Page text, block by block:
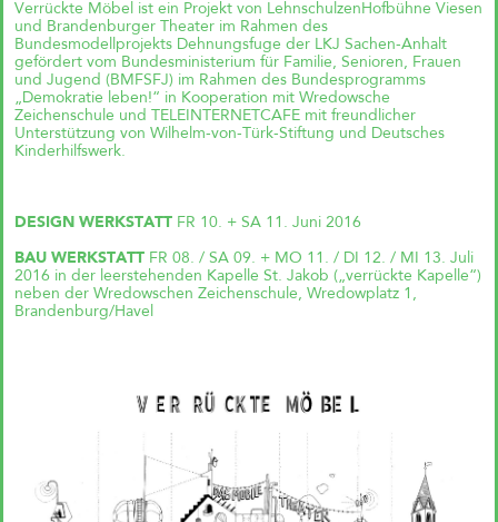
Das große kleine Haus,
Zukunftsquartier Piek 17,
Bremen (1. Preis)
Verrückte Möbel ist ein Projekt von LehnschulzenHofbühne Viesen
und Brandenburger Theater im Rahmen des
Bundesmodellprojekts Dehnungsfuge der LKJ Sachen-Anhalt
gefördert vom Bundesministerium für Familie, Senioren, Frauen
und Jugend (BMFSFJ) im Rahmen des Bundesprogramms
„Demokratie leben!“ in Kooperation mit Wredowsche
Zeichenschule und TELEINTERNETCAFE mit freundlicher
Unterstützung von Wilhelm-von-Türk-Stiftung und Deutsches
Kinderhilfswerk.
DESIGN WERKSTATT FR 10. + SA 11. Juni 2016
BAU WERKSTATT FR 08. / SA 09. + MO 11. / DI 12. / MI 13. Juli
2016 in der leerstehenden Kapelle St. Jakob („verrückte Kapelle“)
neben der Wredowschen Zeichenschule, Wredowplatz 1,
Brandenburg/Havel